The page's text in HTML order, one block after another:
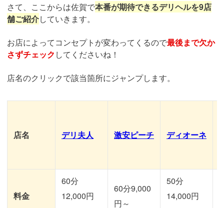
さて、ここからは佐賀で本番が期待できるデリヘルを9店
舗ご紹介していきます。
お店によってコンセプトが変わってくるので最後まで欠か
さずチェック してくださいね！
店名のクリックで該当箇所にジャンプします。
店名 デリ夫人 激安ピーチ ディオーネ
料金
60分
12,000円
60分9,000
円～
50分
14,000円